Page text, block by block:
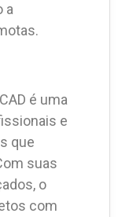
a
é uma
e
que
suas
o
com